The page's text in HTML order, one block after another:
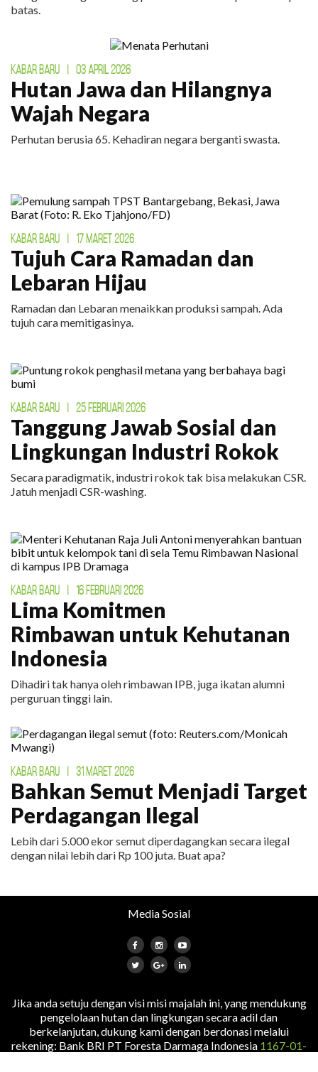
batas.
KABAR BARU 03 APRIL 2026
Hutan Jawa dan Hilangnya
Wajah Negara
Perhutan berusia 65. Kehadiran negara berganti swasta.
KABAR BARU 17 MARET 2026
Tujuh Cara Ramadan dan
Lebaran Hijau
Ramadan dan Lebaran menaikkan produksi sampah. Ada
tujuh cara memitigasinya.
KABAR BARU 25 FEBRUARI 2026
Tanggung Jawab Sosial dan
Lingkungan Industri Rokok
Secara paradigmatik, industri rokok tak bisa melakukan CSR.
Jatuh menjadi CSR-washing.
KABAR BARU 16 FEBRUARI 2026
Lima Komitmen
Rimbawan untuk Kehutanan
Indonesia
Dihadiri tak hanya oleh rimbawan IPB, juga ikatan alumni
perguruan tinggi lain.
KABAR BARU 31 MARET 2026
Bahkan Semut Menjadi Target
Perdagangan Ilegal
Lebih dari 5.000 ekor semut diperdagangkan secara ilegal
dengan nilai lebih dari Rp 100 juta. Buat apa?
Media Sosial
Jika anda setuju dengan visi misi majalah ini, yang mendukung
pengelolaan hutan dan lingkungan secara adil dan
berkelanjutan, dukung kami dengan berdonasi melalui
rekening: Bank BRI PT Foresta Darmaga Indonesia 1167-01-